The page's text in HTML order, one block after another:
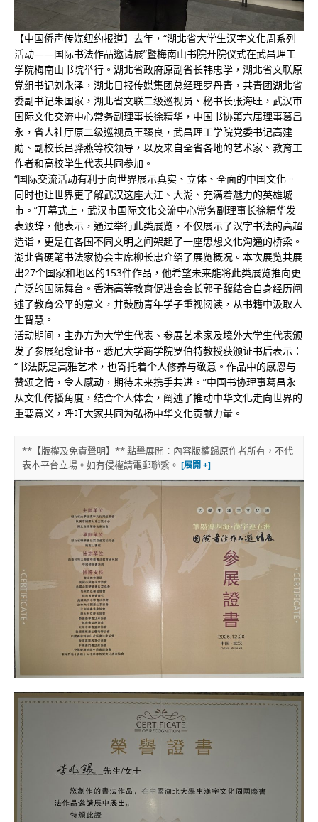
【中国侨声传媒纽约报道】去年，“湖北省大学生汉字文化周系列
活动——国际书法作品邀请展”暨梅南山书院开院仪式在武昌理工
学院梅南山书院举行。湖北省政府原副省长韩忠学，湖北省文联原
党组书记刘永泽，湖北日报传媒集团总经理罗丹青，共青团湖北省
委副书记朱国家，湖北省文联二级巡视员、秘书长张海旺，武汉市
国际文化交流中心常务副理事长徐精华，中国书协第六届理事葛昌
永，省人社厅原二级巡视员王臻良，武昌理工学院党委书记高建
勋、副校长吕骅燕等校领导，以及来自全省各地的艺术家、教育工
作者和高校学生代表共同参加。
“国际交流活动有利于向世界展示真实、立体、全面的中国文化。
同时也让世界更了解武汉这座大江、大湖、充满着魅力的英雄城
市。”开幕式上，武汉市国际文化交流中心常务副理事长徐精华发
表致辞，他表示，通过举行此类展览，不仅展示了汉字书法的高超
造诣，更是在各国不同文明之间架起了一座思想文化沟通的桥梁。
湖北省硬笔书法家协会主席柳长忠介绍了展览概况。本次展览共展
出27个国家和地区的153件作品，他希望未来能将此类展览推向更
广泛的国际舞台。香港高等教育促进会会长郭子馥结合自身经历阐
述了教育公平的意义，并鼓励青年学子重视阅读，从书籍中汲取人
生智慧。
活动期间，主办方为大学生代表、参展艺术家及境外大学生代表颁
发了参展纪念证书。悉尼大学商学院罗伯特教授获颁证书后表示：
“书法既是高雅艺术，也寄托着个人修养与敬意。作品中的感恩与
赞颂之情，令人感动，期待未来携手共进。”中国书协理事葛昌永
从文化传播角度，结合个人体会，阐述了推动中华文化走向世界的
重要意义，呼吁大家共同为弘扬中华文化贡献力量。
**【版權及免責聲明】** 點擊展開：內容版權歸原作者所有，不代
表本平台立場。如有侵權請電郵聯繫。